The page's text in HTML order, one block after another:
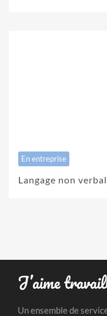
En entreprise
Langage non
J’aime
Un ensemble de